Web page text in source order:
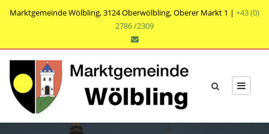
Marktgemeinde Wölbling, 3124 Oberwölbling, Oberer Markt 1 | +43 (0)
2786 /2309